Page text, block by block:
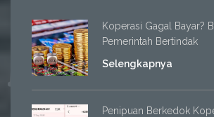
Koperasi Gagal Bayar?
Pemerintah Bertindak
Selengkapnya
Penipuan Berkedok